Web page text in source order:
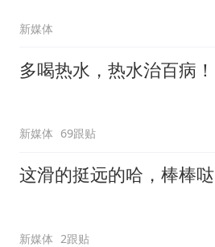
新媒体
多喝热水，热水治百病！
新媒体 69跟贴
这滑的挺远的哈，棒棒哒
新媒体 2跟贴